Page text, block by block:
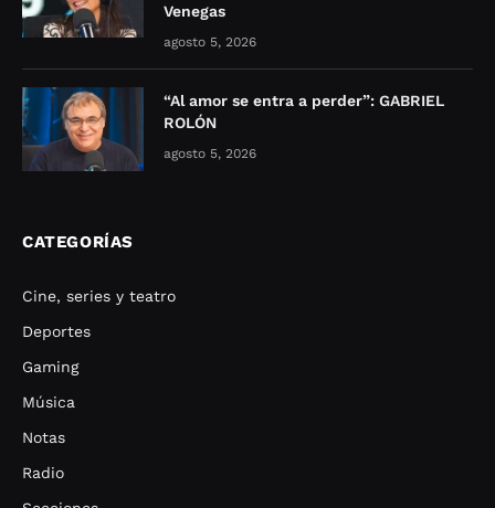
Venegas
agosto 5, 2026
“Al amor se entra a perder”: GABRIEL
ROLÓN
agosto 5, 2026
CATEGORÍAS
Cine, series y teatro
Deportes
Gaming
Música
Notas
Radio